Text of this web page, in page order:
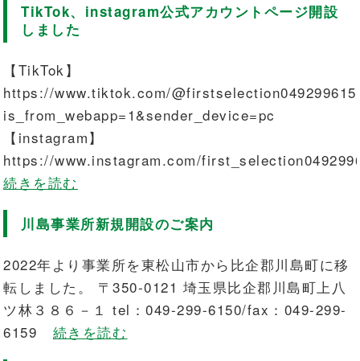
TikTok、instagram公式アカウントページ開設
しました
【TikTok】
https://www.tiktok.com/
is_from_webapp=1&sender_device=pc
【instagram】
https://www.instagram.com/
続きを読む
川島事業所新規開設のご案内
2022年より事業所を東松山市から比企郡川島町に移
転しました。 〒350-0121 埼玉県比企郡川島町上八
ツ林３８６－１ tel：049-299-6150/fax：049-299-
6159 続きを読む